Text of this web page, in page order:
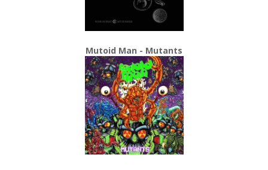
Mutoid Man - Mutants